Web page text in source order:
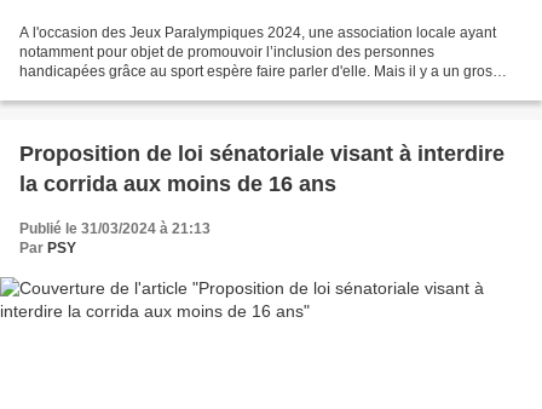
A l'occasion des Jeux Paralympiques 2024, une association locale ayant
notamment pour objet de promouvoir l’inclusion des personnes
handicapées grâce au sport espère faire parler d'elle. Mais il y a un gros
Proposition de loi sénatoriale visant à interdire
la corrida aux moins de 16 ans
Publié le 31/03/2024 à 21:13
Par PSY